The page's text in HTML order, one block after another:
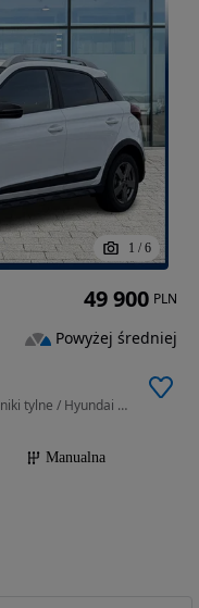
1 / 6
998 cm3 • 100 KM • ACTIVE / Kamera / Czujniki tylne / Hyundai Margo
Manualna
49 900 PLN
Powyżej średniej